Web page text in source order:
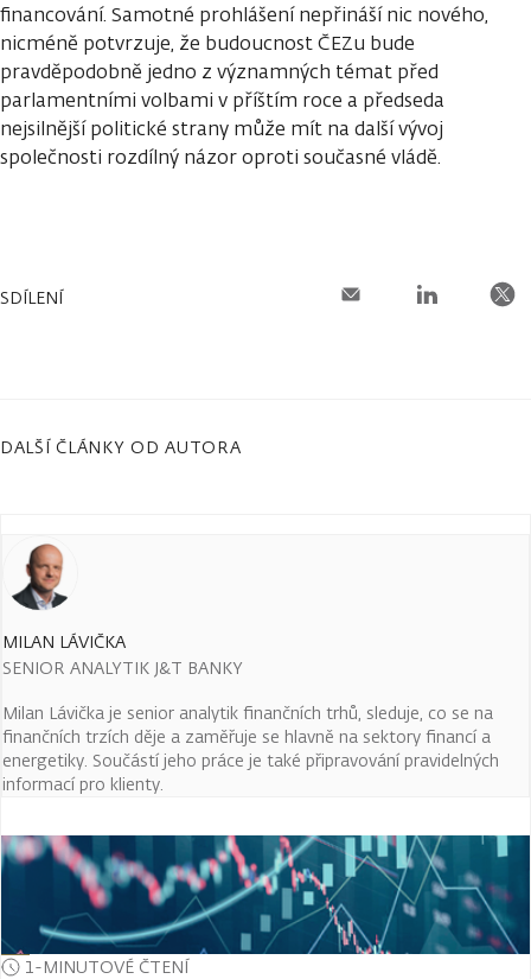
financování. Samotné prohlášení nepřináší nic nového,
nicméně potvrzuje, že budoucnost ČEZu bude
pravděpodobně jedno z významných témat před
parlamentními volbami v příštím roce a předseda
nejsilnější politické strany může mít na další vývoj
společnosti rozdílný názor oproti současné vládě.
SDÍLENÍ
DALŠÍ ČLÁNKY OD AUTORA
MILAN LÁVIČKA
SENIOR ANALYTIK J&T BANKY
Milan Lávička je senior analytik finančních trhů, sleduje, co se na
finančních trzích děje a zaměřuje se hlavně na sektory financí a
energetiky. Součástí jeho práce je také připravování pravidelných
informací pro klienty.
1-MINUTOVÉ ČTENÍ